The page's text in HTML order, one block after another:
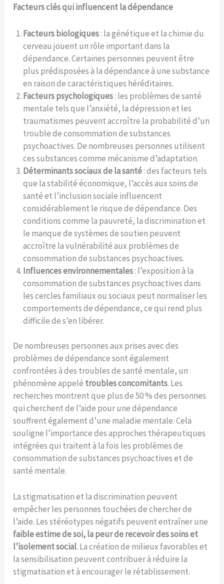
Facteurs clés qui influencent la dépendance
Facteurs biologiques: la génétique et la chimie du
cerveau jouent un rôle important dans la
dépendance. Certaines personnes peuvent être
plus prédisposées à la dépendance à une substance
en raison de caractéristiques héréditaires.
Facteurs psychologiques: les problèmes de santé
mentale tels que l’anxiété, la dépression et les
traumatismes peuvent accroître la probabilité d’un
trouble de consommation de substances
psychoactives. De nombreuses personnes utilisent
ces substances comme mécanisme d’adaptation.
Déterminants sociaux de la santé: des facteurs tels
que la stabilité économique, l’accès aux soins de
santé et l’inclusion sociale influencent
considérablement le risque de dépendance. Des
conditions comme la pauvreté, la discrimination et
le manque de systèmes de soutien peuvent
accroître la vulnérabilité aux problèmes de
consommation de substances psychoactives.
Influences environnementales: l’exposition à la
consommation de substances psychoactives dans
les cercles familiaux ou sociaux peut normaliser les
comportements de dépendance, ce qui rend plus
difficile de s’en libérer.
De nombreuses personnes aux prises avec des
problèmes de dépendance sont également
confrontées à des troubles de santé mentale, un
phénomène appelé troubles concomitants. Les
recherches montrent que plus de 50 % des personnes
qui cherchent de l’aide pour une dépendance
souffrent également d’une maladie mentale. Cela
souligne l’importance des approches thérapeutiques
intégrées qui traitent à la fois les problèmes de
consommation de substances psychoactives et de
santé mentale.
La stigmatisation et la discrimination peuvent
empêcher les personnes touchées de chercher de
l’aide. Les stéréotypes négatifs peuvent entraîner une
faible estime de soi, la peur de recevoir des soins et
l’isolement social. La création de milieux favorables et
la sensibilisation peuvent contribuer à réduire la
stigmatisation et à encourager le rétablissement.